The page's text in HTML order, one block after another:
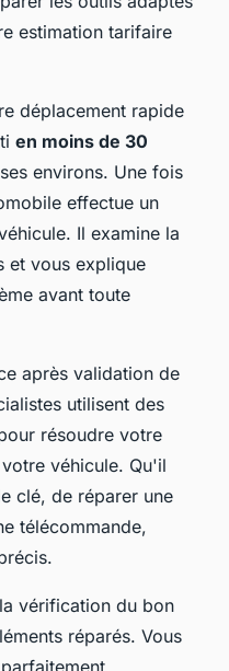
estimation tarifaire
déplacement rapide
en moins de 30
environs. Une fois
effectue un
Il examine la
et vous explique
avant toute
après validation de
utilisent des
résoudre votre
véhicule. Qu'il
clé, de réparer une
télécommande,
vérification du bon
réparés. Vous